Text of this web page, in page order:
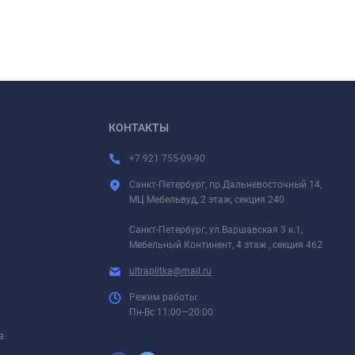
КОНТАКТЫ
+7 921 755-09-90
Санкт-Петербург, пр.Дальневосточный 14,
МЦ Мебельвуд, 2 этаж, секция 240
Санкт-Петербург, ул.Варшавская 3 к.1,
Мебельный Континент, 4 этаж , секция 462
ultraplitka@mail.ru
Режим работы:
Пн-Вс 11:00—20:00